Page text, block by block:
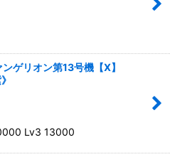
ゲリオン第13号機【X】
Lv3 13000